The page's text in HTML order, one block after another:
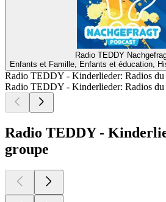
Radio TEDDY
Enfants et Famille, Enfants et éducation,
Radio TEDDY - Kinderlieder: Radios du
Radio TEDDY - Kinderlieder: Radios du
Radio TEDDY -
groupe